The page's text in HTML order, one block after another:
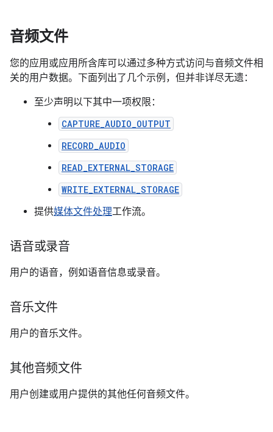
音频文件
您的应用或应用所含库可以通过多种方式访问与音频文件相
关的用户数据。下面列出了几个示例，但并非详尽无遗：
至少声明以下其中一项权限：
CAPTURE_AUDIO_OUTPUT
RECORD_AUDIO
READ_EXTERNAL_STORAGE
WRITE_EXTERNAL_STORAGE
提供媒体文件处理工作流。
语音或录音
用户的语音，例如语音信息或录音。
音乐文件
用户的音乐文件。
其他音频文件
用户创建或用户提供的其他任何音频文件。